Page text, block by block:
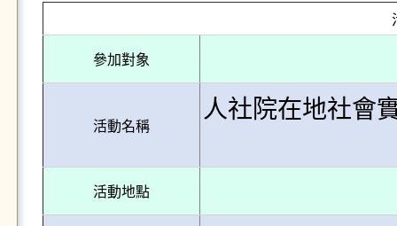
參加對象
活動名稱
人社院在地社會
活動地點